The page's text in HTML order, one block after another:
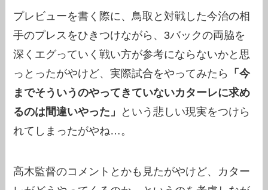
プレビューを書く際に、鳥取と対戦した今治の相
手のプレスをひきつけながら、3バックの両脇を
深くエグっていく戦い方が参考にならないかと思
っとったがやけど、実際試合をやってみたら
「今
までそういうのやってきていないカターレに求め
るのは間違いやった」
という悲しい現実をつけら
れてしまったがやね…。
高木監督のコメントとかも見たがやけど、カター